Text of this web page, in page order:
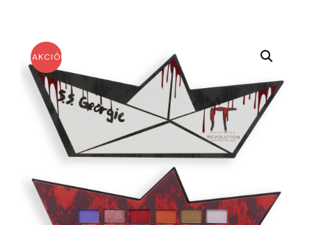
AKCIÓ!